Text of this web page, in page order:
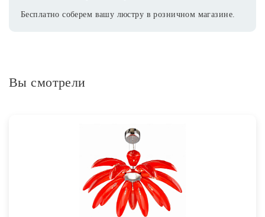
Бесплатно соберем вашу люстру в розничном магазине.
Вы смотрели